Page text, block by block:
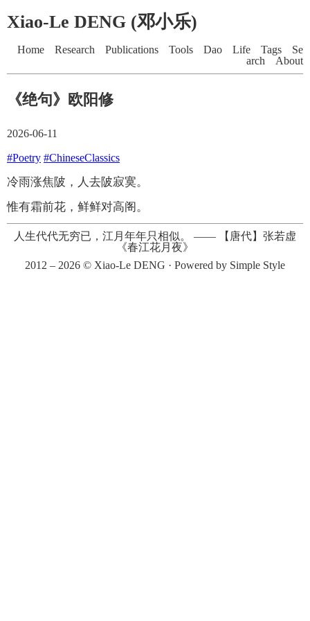
Xiao-Le DENG (邓小乐)
Home Research Publications Tools Dao Life Tags
Se
arch
About
《绝句》欧阳修
2026-06-11
#Poetry #ChineseClassics
冷雨涨焦陂，人去陂寂寞。
惟有霜前花，鲜鲜对高阁。
人生代代无穷已，江月年年只相似。 ——
【唐代】张若虚
《春江花月夜》
2012 – 2026 © Xiao-Le DENG · Powered by Simple Style